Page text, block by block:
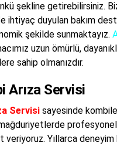
şekline getirebilirsiniz.
ihtiyaç duyulan bakım
şekilde sunmaktayız.
uzun ömürlü,
sahip olmanızdır.
Arıza Servisi
Servisi sayesinde
mağduriyetlerde
Yıllarca deneyim